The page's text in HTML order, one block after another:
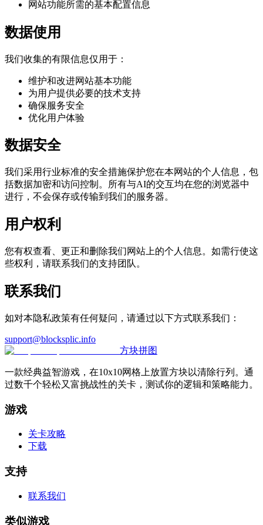
网站功能所需的基本配置信息
数据使用
我们收集的有限信息仅用于：
维护和改进网站基本功能
为用户提供必要的技术支持
确保服务安全
优化用户体验
数据安全
我们采用行业标准的安全措施保护您在本网站的个人信息，包
括数据加密和访问控制。所有与AI的交互均在您的浏览器中
进行，不会保存或传输到我们的服务器。
用户权利
您有权查看、更正和删除我们网站上的个人信息。如需行使这
些权利，请联系我们的支持团队。
联系我们
如对本隐私政策有任何疑问，请通过以下方式联系我们：
support@blocksplic.info
方块拼图
一款经典益智游戏，在10x10网格上放置方块以清除行列。通
过数千个轻松又富挑战性的关卡，测试你的逻辑和策略能力。
游戏
关卡攻略
下载
支持
联系我们
类似游戏